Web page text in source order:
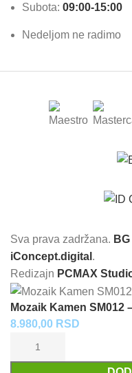
Subota: 09:00-15:00
Nedeljom ne radimo
Sva prava zadržana.
iConcept.digital .
Redizajn PCMAX
Mozaik Kamen SM012
8.980,00 RSD